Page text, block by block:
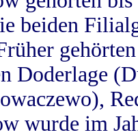
beiden
Doderlage
wurde im